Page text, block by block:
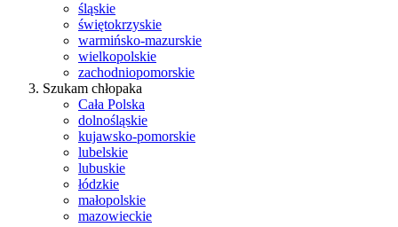
śląskie
świętokrzyskie
warmińsko-mazurskie
wielkopolskie
zachodniopomorskie
Szukam chłopaka
Cała Polska
dolnośląskie
kujawsko-pomorskie
lubelskie
lubuskie
łódzkie
małopolskie
mazowieckie